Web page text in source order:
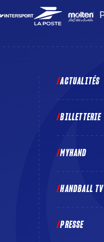
ACTUALITÉS
BILLETTERIE
MYHAND
HANDBALL TV
PRESSE